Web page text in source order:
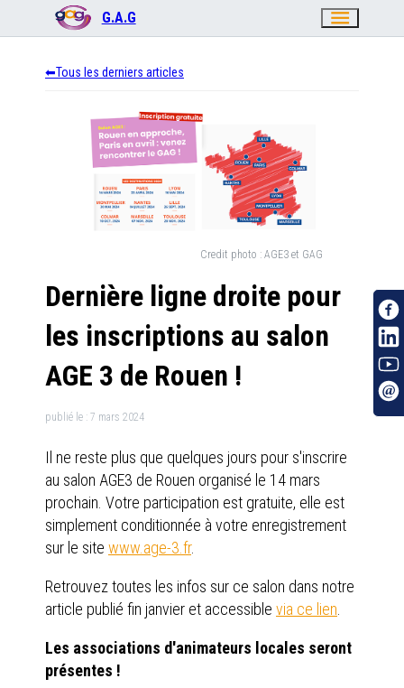
G.A.G menu
Tous les derniers articles
Credit photo : AGE3 et GAG
Dernière ligne droite pour
les inscriptions au salon
AGE 3 de Rouen !
publié le : 7 mars 2024
Il ne reste plus que quelques jours pour s'inscrire
au salon AGE3 de Rouen organisé le 14 mars
prochain. Votre participation est gratuite, elle est
simplement conditionnée à votre enregistrement
sur le site www.age-3.fr.
Retrouvez toutes les infos sur ce salon dans notre
article publié fin janvier et accessible via ce lien
Les associations d'animateurs locales seront
présentes !